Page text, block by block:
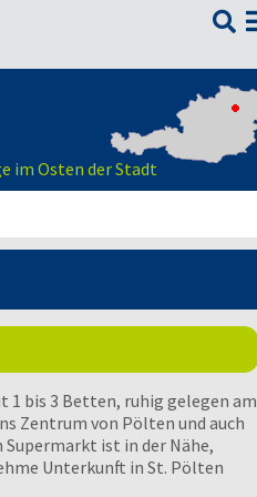

im Osten der Stadt
bis 3 Betten, ruhig gelegen am
Zentrum von Pölten und auch
ist in der Nähe,
Unterkunft in St. Pölten